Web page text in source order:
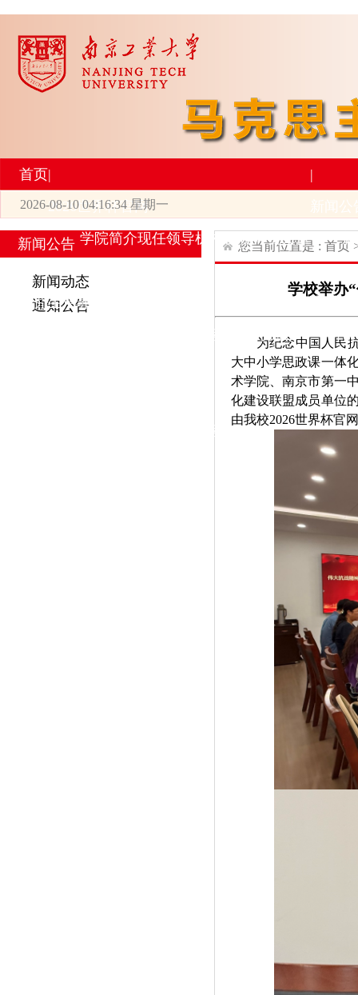
首页|
2026世界杯官网
学院简介现任领导机构设置师资力量
|
研究生培养
学生活动 招生与就业
科
工会活动
2026-08-10 04:16:34 星期一
新闻公告
新闻动态
通知公告
您当前位置是 : 首页
学校举办
为纪念中国人民
大中小学思政课一体
术学院、南京市第一
化建设联盟成员单位
由我校2026世界杯官